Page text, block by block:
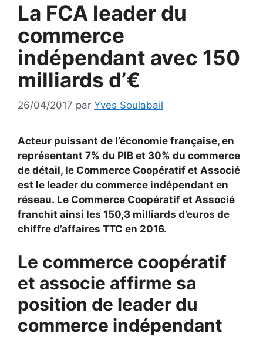
La FCA leader du
commerce
indépendant avec 150
milliards d’€
26/04/2017 par Yves Soulabail
Acteur puissant de l’économie française, en
représentant 7% du PIB et 30% du commerce
de détail, le Commerce Coopératif et Associé
est le leader du commerce indépendant en
réseau. Le Commerce Coopératif et Associé
franchit ainsi les 150,3 milliards d’euros de
chiffre d’affaires TTC en 2016.
Le commerce coopératif
et associe affirme sa
position de leader du
commerce indépendant